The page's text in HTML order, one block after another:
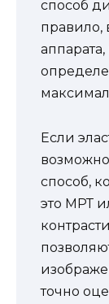
способ
правило,
Если
способ,
это МРТ
точно